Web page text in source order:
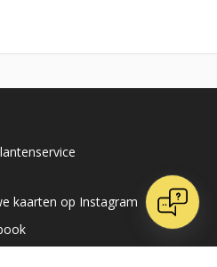
kaarten op Instagram